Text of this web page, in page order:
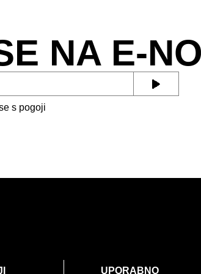
NA E-
s pogoji
UPORABNO